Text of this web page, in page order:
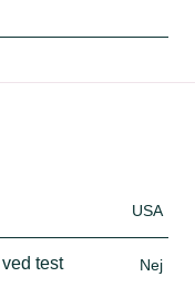
USA
test Nej